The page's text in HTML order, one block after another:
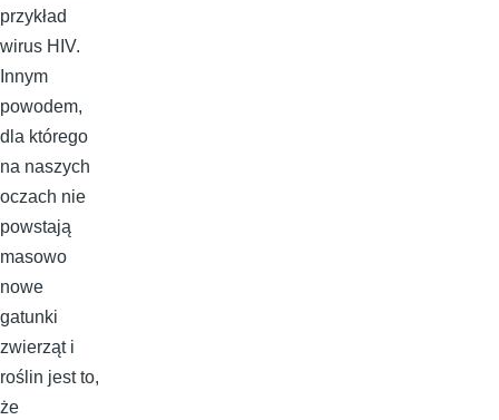
przykład
wirus HIV.
Innym
powodem,
dla którego
na naszych
oczach nie
powstają
masowo
nowe
gatunki
zwierząt i
roślin jest to,
że